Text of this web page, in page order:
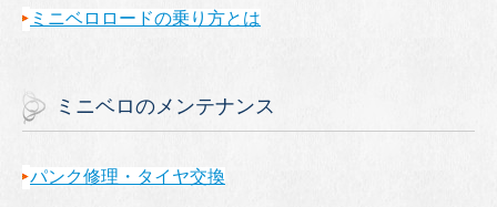
ミニベロロードの乗り方とは
ミニベロのメンテナンス
パンク修理・タイヤ交換